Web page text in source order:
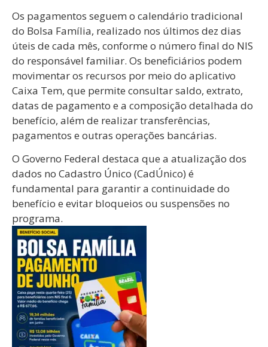
Os pagamentos seguem o calendário tradicional
do Bolsa Família, realizado nos últimos dez dias
úteis de cada mês, conforme o número final do NIS
do responsável familiar. Os beneficiários podem
movimentar os recursos por meio do aplicativo
Caixa Tem, que permite consultar saldo, extrato,
datas de pagamento e a composição detalhada do
benefício, além de realizar transferências,
pagamentos e outras operações bancárias.
O Governo Federal destaca que a atualização dos
dados no Cadastro Único (CadÚnico) é
fundamental para garantir a continuidade do
benefício e evitar bloqueios ou suspensões no
programa.